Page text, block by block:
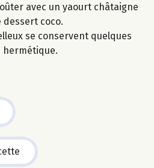
avec un yaourt châtaigne
coco.
se conservent quelques
hermétique.